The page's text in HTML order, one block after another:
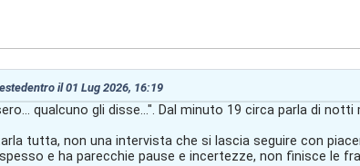
il 01 Lug 2026, 16:19
qualcuno gli disse...". Dal minuto 19 circa parla di
tutta, non una intervista che si lascia seguire con
e ha parecchie pause e incertezze, non finisce le